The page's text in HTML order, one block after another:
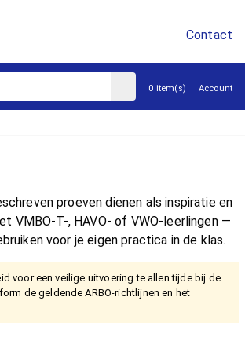
Contact
0 item(s) Account
sluiten
proeven dienen als inspiratie en
VMBO-T-, HAVO- of VWO-leerlingen —
voor je eigen practica in de klas.
voor een veilige uitvoering te allen tijde bij de
de geldende ARBO-richtlijnen en het